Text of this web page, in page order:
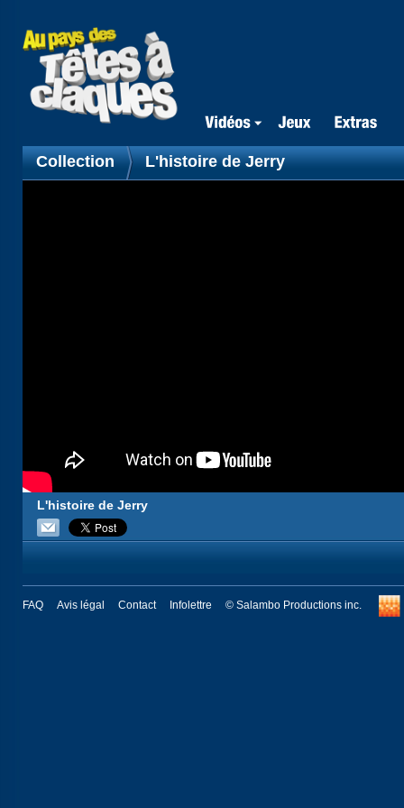
Collection L'histoire de Jerry
L'histoire de Jerry
FAQ Avis légal Contact Infolettre © Salambo Productions inc.